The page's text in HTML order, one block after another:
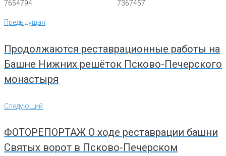
Навигация
по
Предыдущая
Предыдущая
Продолжаются реставрационные работы на
Башне Нижних решёток Псково-Печерского
монастыря
Следующий
Следующий
ФОТОРЕПОРТАЖ О ходе реставрации башни
Святых ворот в Псково-Печерском